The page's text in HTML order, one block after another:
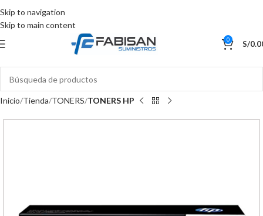
Skip to navigation
Skip to main content
0 S/
Inicio Tienda TONERS TONERS HP